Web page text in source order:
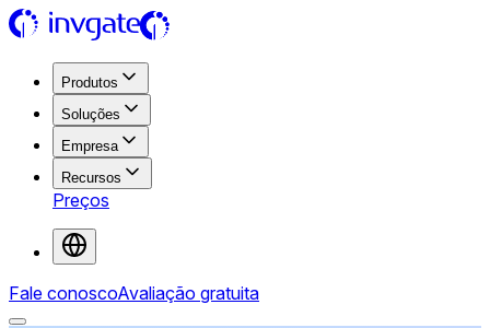
Produtos
Soluções
Empresa
Recursos
Preços
Fale conoscoAvaliação gratuita